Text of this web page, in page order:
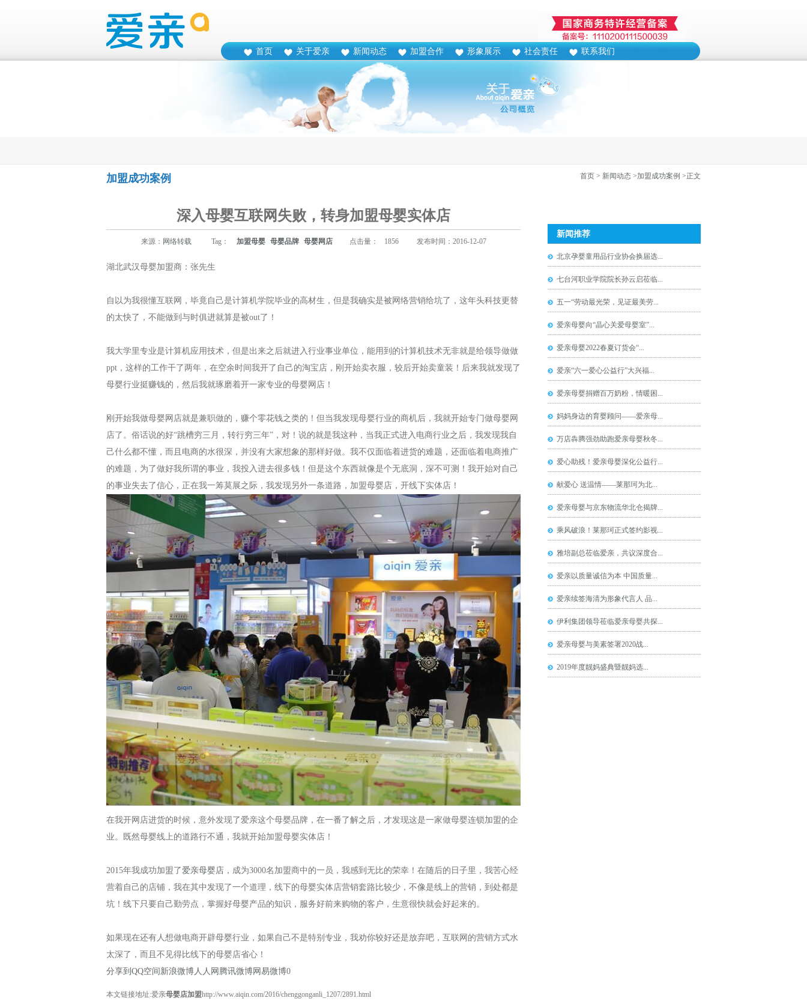
首页 关于爱亲 新闻动态 加盟合作 形象展示 社会责任 联系我们
加盟成功案例 首页 > 新闻动态 >加盟成功案例 >正文
深入母婴互联网失败，转身加盟母婴实体店
来源： 网络转载 Tag： 加盟母婴 母婴品牌 母婴网店 点击量： 1856 发布时间：2016-12-07
湖北武汉母婴加盟商：张先生
自以为我很懂互联网，毕竟自己是计算机学院毕业的高材生，但是我确实是被网络营销给坑了，这年头科技更替
的太快了，不能做到与时俱进就算是被out了！
我大学里专业是计算机应用技术，但是出来之后就进入行业事业单位，能用到的计算机技术无非就是给领导做做
ppt，这样的工作干了两年，在空余时间我开了自己的淘宝店，刚开始卖衣服，较后开始卖童装！后来我就发现了
母婴行业挺赚钱的，然后我就琢磨着开一家专业的母婴网店！
刚开始我做母婴网店就是兼职做的，赚个零花钱之类的！但当我发现母婴行业的商机后，我就开始专门做母婴网
店了。俗话说的好“跳槽穷三月，转行穷三年”，对！说的就是我这种，当我正式进入电商行业之后，我发现我自
己什么都不懂，而且电商的水很深，并没有大家想象的那样好做。我不仅面临着进货的难题，还面临着电商推广
的难题，为了做好我所谓的事业，我投入进去很多钱！但是这个东西就像是个无底洞，深不可测！我开始对自己
的事业失去了信心，正在我一筹莫展之际，我发现另外一条道路，加盟母婴店，开线下实体店！
在我开网店进货的时候，意外发现了爱亲这个母婴品牌，在一番了解之后，才发现这是一家做母婴连锁加盟的企
业。既然母婴线上的道路行不通，我就开始加盟母婴实体店！
2015年我成功加盟了爱亲母婴店 ，成为3000名加盟商中的一员，我感到无比的荣幸！在随后的日子里，我苦心经
营着自己的店铺，我在其中发现了一个道理，线下的母婴实体店营销套路比较少，不像是线上的营销，到处都是
坑！线下只要自己勤劳点，掌握好母婴产品的知识，服务好前来购物的客户，生意很快就会好起来的。
如果现在还有人想做电商开辟母婴行业，如果自己不是特别专业，我劝你较好还是放弃吧，互联网的营销方式水
太深了，而且不见得比线下的母婴店省心！
分享到 QQ空间 新浪微博人人网 腾讯微博网易微博0
新闻推荐
北京孕婴童用品行业协会换届选...
七台河职业学院院长孙云启莅临...
五一“劳动最光荣，见证最美劳...
爱亲母婴向“晶心关爱母婴室”...
爱亲母婴2022春夏订货会“...
爱亲“六一爱心公益行”大兴福...
爱亲母婴捐赠百万奶粉，情暖困...
妈妈身边的育婴顾问——爱亲母...
万店犇腾强劲助跑爱亲母婴秋冬...
爱心助残！爱亲母婴深化公益行...
献爱心 送温情——莱那珂为北...
爱亲母婴与京东物流华北仓揭牌...
乘风破浪！莱那珂正式签约影视...
雅培副总莅临爱亲，共议深度合...
爱亲以质量诚信为本 中国质量...
爱亲续签海清为形象代言人 品...
伊利集团领导莅临爱亲母婴共探...
爱亲母婴与美素签署2020战...
2019年度靓妈盛典暨靓妈选...
本文链接地址:爱亲母婴店加盟http://www.aiqin.com/2016/chenggonganli_1207/2891.html